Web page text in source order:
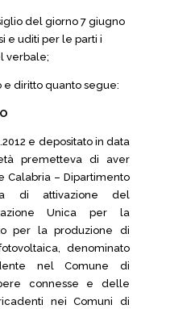
del giorno 7 giugno
e uditi per le parti i
verbale;
e diritto quanto segue:
e depositato in data
premetteva di aver
Calabria – Dipartimento
di attivazione del
Unica per la
per la produzione di
denominato
nel Comune di
connesse e delle
nei Comuni di